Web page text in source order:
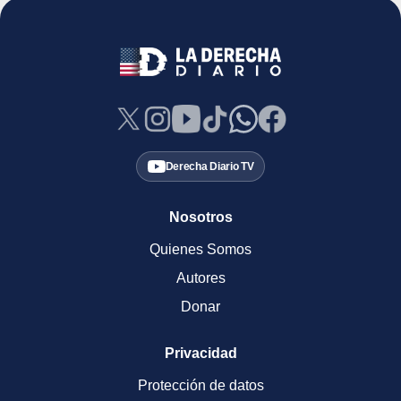
Derecha Diario TV
Nosotros
Quienes Somos
Autores
Donar
Privacidad
Protección de datos